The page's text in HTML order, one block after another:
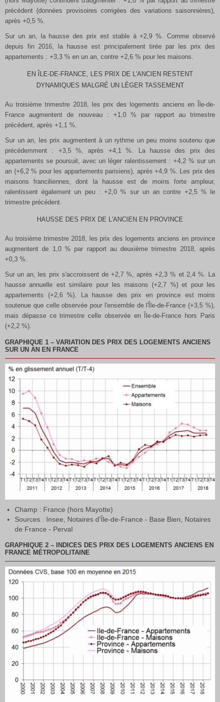
précédent (données provisoires corrigées des variations saisonnières),
après +0,5 %.
Sur un an, la hausse des prix est stable à +2,9 %. Comme observé
depuis fin 2016, la hausse est principalement tirée par les prix des
appartements : +3,3 % en un an, contre +2,6 % pour les maisons.
EN ÎLE-DE-FRANCE, LES PRIX DE L'ANCIEN RESTENT
DYNAMIQUES MALGRÉ UN LÉGER TASSEMENT
Au troisième trimestre 2018, les prix des logements anciens en Île-de-
France augmentent de nouveau : +1,0 % par rapport au trimestre
précédent, après +1,1 %.
Sur un an, les prix augmentent à un rythme un peu moins soutenu que
précédemment : +3,5 %, après +4,1 %. La hausse des prix des
appartements se poursuit, avec un léger ralentissement : +4,2 % sur un
an (+6,2 % pour les appartements parisiens), après +4,9 %. Les prix des
maisons franciliennes, dont la hausse est de moins forte ampleur,
ralentissent également un peu : +2,0 % sur un an contre +2,5 % le
trimestre précédent.
HAUSSE DES PRIX DE L'ANCIEN EN PROVINCE
Au troisième trimestre 2018, les prix des logements anciens en province
augmentent de 1,0 % par rapport au deuxième trimestre 2018, après
+0,3 %.
Sur un an, les prix s'accroissent de +2,7 %, après +2,3 % et 2,4 %. La
hausse annuelle est similaire pour les maisons (+2,7 %) et pour les
appartements (+2,6 %). La hausse des prix en province est moins
soutenue que celle observée pour l'ensemble de l'Île-de-France (+3,5 %),
mais dépasse ce trimestre celle observée en Île-de-France hors Paris
(+2,2 %).
GRAPHIQUE 1 – VARIATION DES PRIX DES LOGEMENTS ANCIENS
SUR UN AN EN FRANCE
Champ : France (hors Mayotte)
Sources : Insee, Notaires d'Île-de-France - Base Bien, Notaires
de France - Perval
GRAPHIQUE 2 –
INDICES DES PRIX DES LOGEMENTS ANCIENS EN
FRANCE MÉTROPOLITAINE